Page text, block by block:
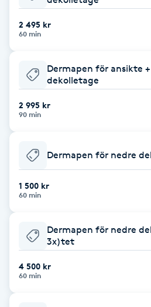
Babylights
Balayage
Bambumassage
Barber
Barnklippning
BIAB
Bottenfärg
2 495 kr
60 min
Dermapen för ansikte +
dekolletage
2 995 kr
90 min
Dermapen för nedre
1 500 kr
60 min
Dermapen för nedre
3x)tet
4 500 kr
60 min